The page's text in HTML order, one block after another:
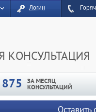
Логин
КОНСУЛЬТАЦИЯ
ЗА МЕСЯЦ
КОНСУЛЬТАЦИЙ